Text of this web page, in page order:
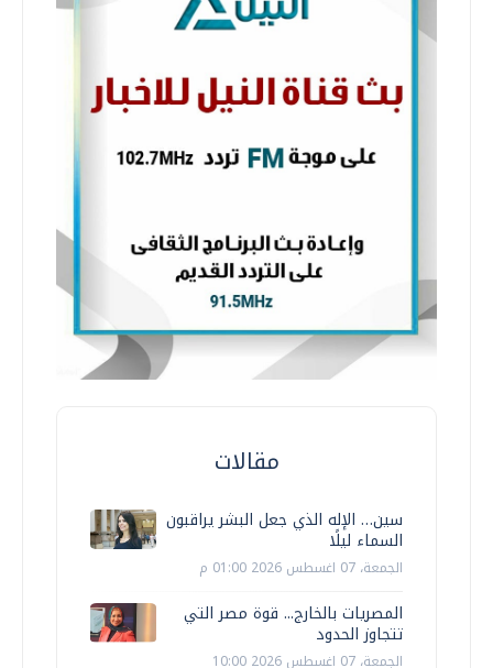
مقالات
سين… الإله الذي جعل البشر يراقبون
السماء ليلًا
الجمعة، 07 اغسطس 2026 01:00 م
المصريات بالخارج... قوة مصر التي
تتجاوز الحدود
الجمعة، 07 اغسطس 2026 10:00